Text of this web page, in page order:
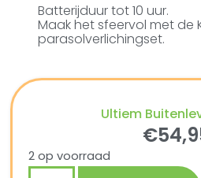
Batterijduur tot 10 uur.
Maak het sfeervol met de
parasolverlichingset.
Ultiem
€
2 op voorraad